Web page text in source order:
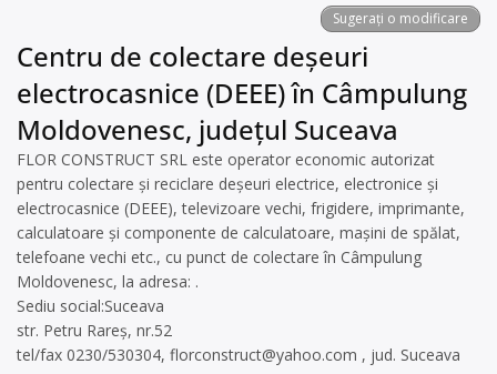
Sugerați o modificare
Centru de colectare deșeuri
electrocasnice (DEEE) în Câmpulung
Moldovenesc, județul Suceava
FLOR CONSTRUCT SRL este operator economic autorizat
pentru colectare și reciclare deșeuri electrice, electronice și
electrocasnice (DEEE), televizoare vechi, frigidere, imprimante,
calculatoare și componente de calculatoare, mașini de spălat,
telefoane vechi etc., cu punct de colectare în Câmpulung
Moldovenesc, la adresa: .
Sediu social:Suceava
str. Petru Rareș, nr.52
tel/fax 0230/530304, florconstruct@yahoo.com , jud. Suceava